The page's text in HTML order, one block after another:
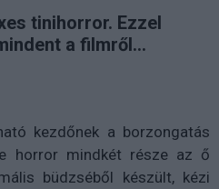
tinihorror. Ezzel
a filmről...
kezdőnek a borzongatás
horror mindkét része az ő
büdzséből készült, kézi